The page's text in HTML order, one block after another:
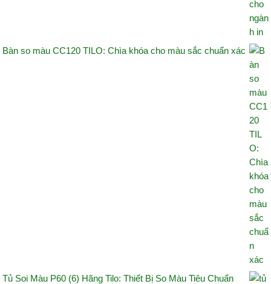
Bàn so màu CC120 TILO: Chìa khóa cho màu sắc chuẩn xác
Tủ Soi Màu P60 (6) Hãng Tilo: Thiết Bị So Màu Tiêu Chuẩn